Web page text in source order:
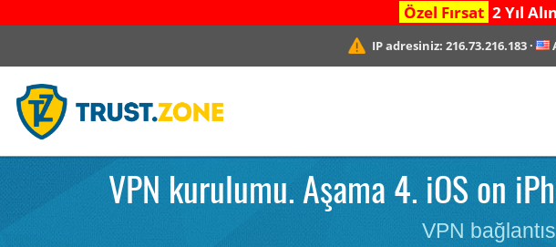
Özel Fırsat 2 Yıl
IP adresiniz:216.73.216.183 ·
VPN kurulumu. Aşama 4. iOS on
VPN